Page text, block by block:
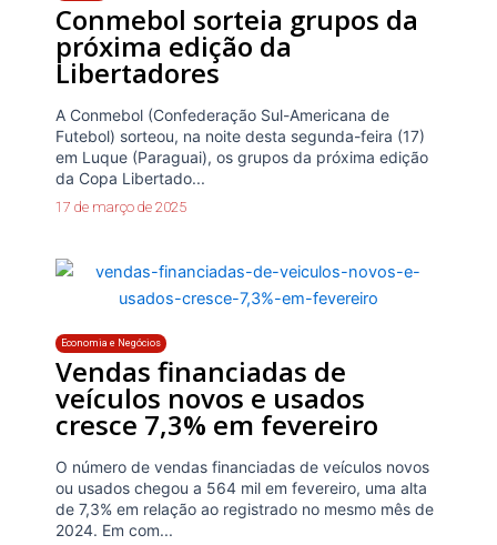
Conmebol sorteia grupos da
próxima edição da
Libertadores
A Conmebol (Confederação Sul-Americana de
Futebol) sorteou, na noite desta segunda-feira (17)
em Luque (Paraguai), os grupos da próxima edição
da Copa Libertado...
17 de março de 2025
Economia e Negócios
Vendas financiadas de
veículos novos e usados
cresce 7,3% em fevereiro
O número de vendas financiadas de veículos novos
ou usados chegou a 564 mil em fevereiro, uma alta
de 7,3% em relação ao registrado no mesmo mês de
2024. Em com...